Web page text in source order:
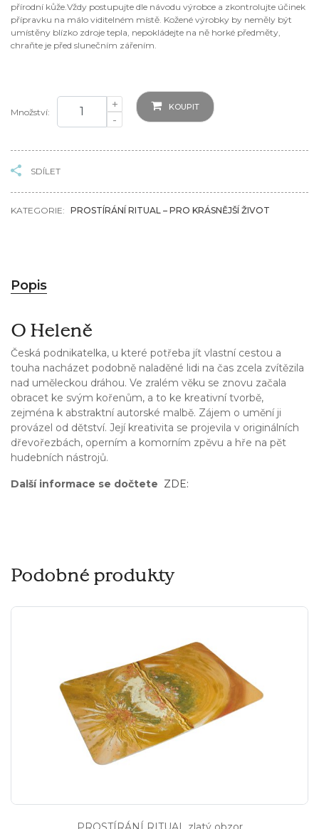
přírodní kůže.Vždy postupujte dle návodu výrobce a zkontrolujte účinek
přípravku na málo viditelném místě. Kožené výrobky by neměly být
umístěny blízko zdroje tepla, nepokládejte na ně horké předměty,
chraňte je před slunečním zářením.
Množství:
+
-
KOUPIT
SDÍLET
KATEGORIE: PROSTÍRÁNÍ RITUAL – PRO KRÁSNĚJŠÍ ŽIVOT
Popis
O Heleně
Česká podnikatelka, u které potřeba jít vlastní cestou a
touha nacházet podobně naladěné lidi na čas zcela zvítězila
nad uměleckou dráhou. Ve zralém věku se znovu začala
obracet ke svým kořenům, a to ke kreativní tvorbě,
zejména k abstraktní autorské malbě. Zájem o umění ji
provázel od dětství. Její kreativita se projevila v originálních
dřevořezbách, operním a komorním zpěvu a hře na pět
hudebních nástrojů.
Další informace se dočtete ZDE:
Podobné produkty